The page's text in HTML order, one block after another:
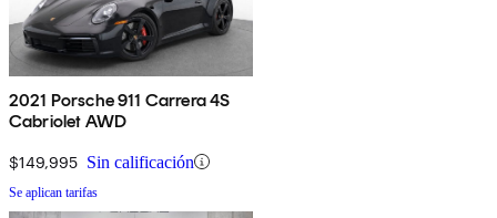
2021 Porsche 911 Carrera 4S
Cabriolet AWD
$149,995 Sin calificación
Se aplican tarifas